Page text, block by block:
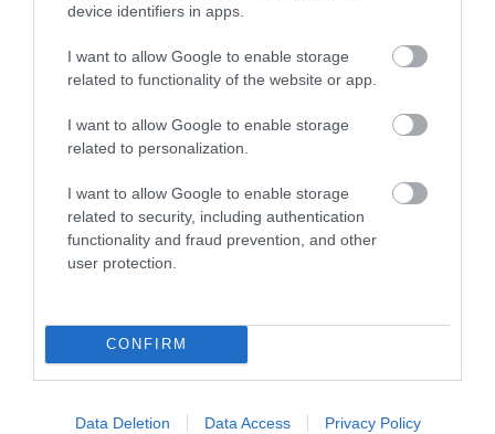
device identifiers in apps.
I want to allow Google to enable storage
related to functionality of the website or app.
I want to allow Google to enable storage
related to personalization.
I want to allow Google to enable storage
related to security, including authentication
functionality and fraud prevention, and other
user protection.
CONFIRM
Data Deletion Data Access Privacy Policy
A TUDÓSOK 262 ÚJ FAJT
NEVEZTEK MEG, ÉS A FÖLD
HINNI MAGUNKAT
2026-07-30
ÖTVEN ÉVIG ROSSZ NÉVEN